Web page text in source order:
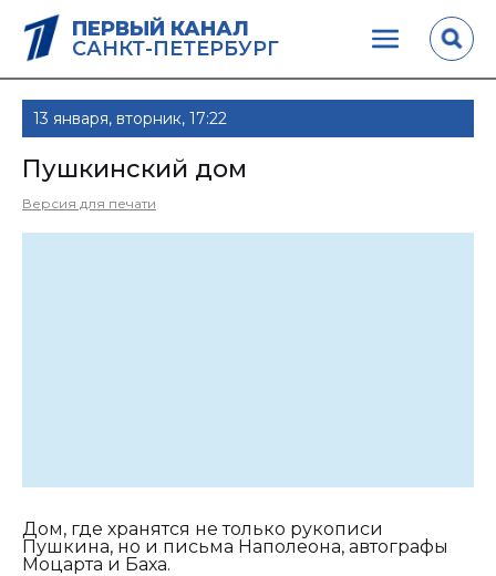
ПЕРВЫЙ КАНАЛ
САНКТ-ПЕТЕРБУРГ
13 января, вторник, 17:22
Пушкинский дом
Версия для печати
Дом, где хранятся не только рукописи
Пушкина, но и письма Наполеона, автографы
Моцарта и Баха.